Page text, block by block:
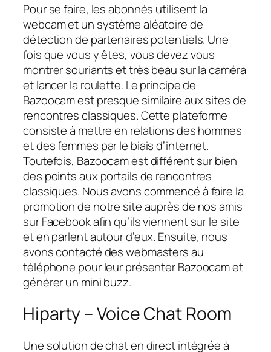
Pour se faire, les abonnés utilisent la
webcam et un système aléatoire de
détection de partenaires potentiels. Une
fois que vous y êtes, vous devez vous
montrer souriants et très beau sur la caméra
et lancer la roulette. Le principe de
Bazoocam est presque similaire aux sites de
rencontres classiques. Cette plateforme
consiste à mettre en relations des hommes
et des femmes par le biais d’internet.
Toutefois, Bazoocam est différent sur bien
des points aux portails de rencontres
classiques. Nous avons commencé à faire la
promotion de notre site auprès de nos amis
sur Facebook afin qu’ils viennent sur le site
et en parlent autour d’eux. Ensuite, nous
avons contacté des webmasters au
téléphone pour leur présenter Bazoocam et
générer un mini buzz.
Hiparty – Voice Chat Room
Une solution de chat en direct intégrée à